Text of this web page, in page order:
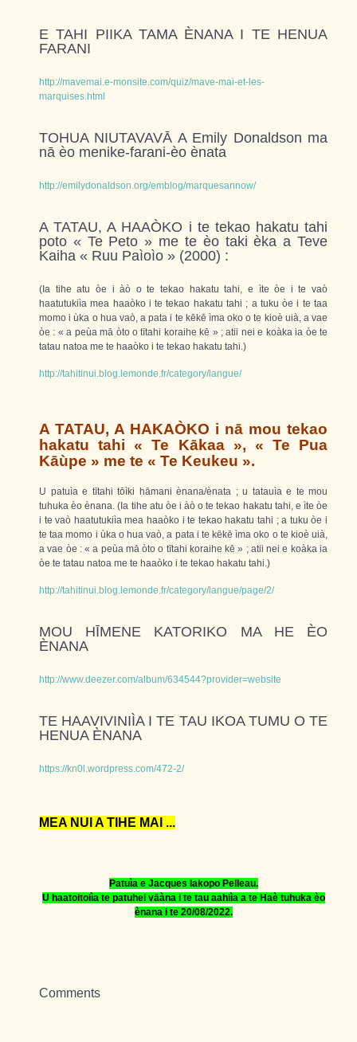
E TAHI PIIKA TAMA ÈNANA I TE HENUA
FARANI
http://mavemai.e-monsite.com/quiz/mave-mai-et-les-
marquises.html
TOHUA NIUTAVAVĀ A Emily Donaldson ma
nā èo menike-farani-èo ènata
http://emilydonaldson.org/emblog/marquesannow/
A TATAU, A HAAÒKO i te tekao hakatu tahi
poto « Te Peto » me te èo taki èka a Teve
Kaiha « Ruu Paìoìo » (2000) :
(Ia tihe atu òe i àò o te tekao hakatu tahi, e ìte òe i te vaò
haatutukiìa mea haaòko i te tekao hakatu tahi ; a tuku òe i te taa
momo i ùka o hua vaò, a pata i te kēkē ìma oko o te kioè uià, a vae
òe : « a peùa mā òto o tītahi koraihe kē » ; atii nei e koàka ia òe te
tatau natoa me te haaòko i te tekao hakatu tahi.)
http://tahitinui.blog.lemonde.fr/category/langue/
A TATAU, A HAKAÒKO i nā mou tekao
hakatu tahi « Te Kākaa », « Te Pua
Kāùpe » me te « Te Keukeu ».
U patuìa e tītahi tōìki hāmani ènana/ènata ; u tatauìa e te mou
tuhuka èo ènana. (Ia tihe atu òe i àò o te tekao hakatu tahi, e ìte òe
i te vaò haatutukiìa mea haaòko i te tekao hakatu tahi ; a tuku òe i
te taa momo i ùka o hua vaò, a pata i te kēkē ìma oko o te kioè uià,
a vae òe : « a peùa mā òto o tītahi koraihe kē » ; atii nei e koàka ia
òe te tatau natoa me te haaòko i te tekao hakatu tahi.)
http://tahitinui.blog.lemonde.fr/category/langue/page/2/
MOU HĪMENE KATORIKO MA HE ÈO
ÈNANA
http://www.deezer.com/album/634544?provider=website
TE HAAVIVINIÌA I TE TAU IKOA TUMU O TE
HENUA ÈNANA
https://kn0l.wordpress.com/472-2/
MEA NUI A TIHE MAI ...
Patuìa e Jacques Iakopo Pelleau.
U haatoitoiìa te patuhei vāàna i te tau aahiìaa te Haè tuhuka èo
ènana i te 20/08/2022.
Comments